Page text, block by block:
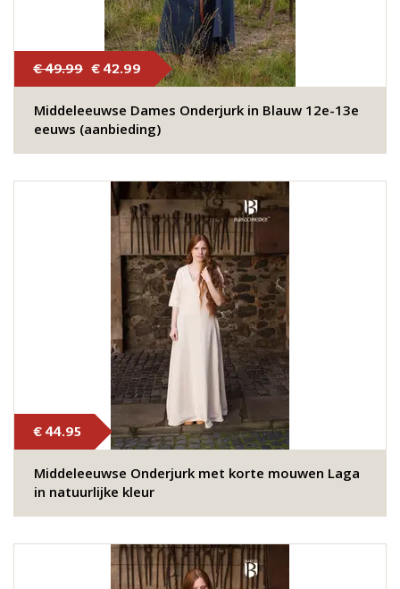
€ 49.99 € 42.99
Middeleeuwse Dames Onderjurk in Blauw 12e-13e
eeuws (aanbieding)
€ 44.95
Middeleeuwse Onderjurk met korte mouwen Laga
in natuurlijke kleur